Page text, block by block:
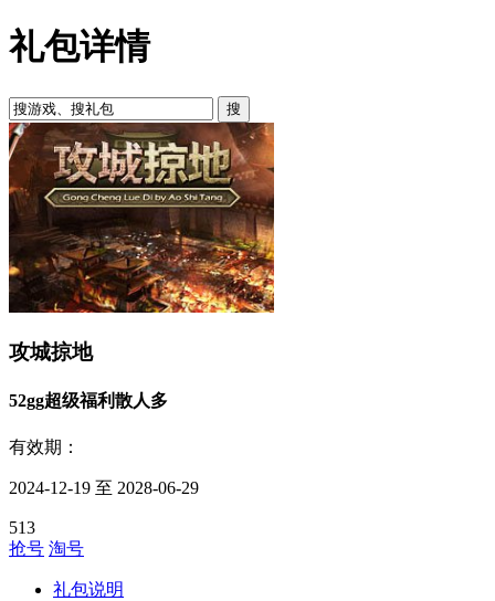
礼包详情
攻城掠地
52gg超级福利散人多
有效期：
2024-12-19 至 2028-06-29
513
抢号 淘号
礼包说明